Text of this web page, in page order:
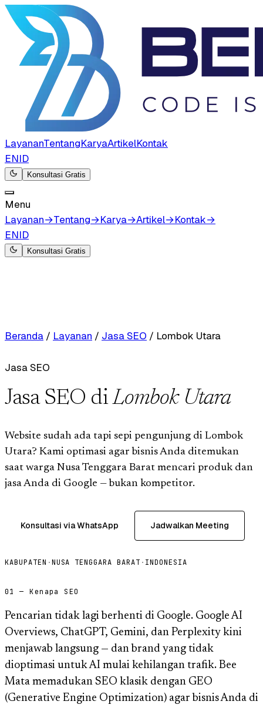
LayananTentangKaryaArtikelKontak
ENID
Konsultasi Gratis
Menu
Layanan→Tentang→Karya→Artikel→Kontak→
ENID
Konsultasi Gratis
Beranda / Layanan / Jasa SEO / Lombok Utara
Jasa SEO
Jasa SEO diLombok Utara
Website sudah ada tapi sepi pengunjung di Lombok
Utara? Kami optimasi agar bisnis Anda ditemukan
saat warga Nusa Tenggara Barat mencari produk dan
jasa Anda di Google — bukan kompetitor.
Konsultasi via WhatsApp Jadwalkan Meeting
KABUPATEN ·NUSA TENGGARA BARAT · INDONESIA
01 — Kenapa SEO
Pencarian tidak lagi berhenti di Google. Google AI
Overviews, ChatGPT, Gemini, dan Perplexity kini
menjawab langsung — dan brand yang tidak
dioptimasi untuk AI mulai kehilangan trafik. Bee
Mata memadukan SEO klasik dengan GEO
(Generative Engine Optimization) agar bisnis Anda di